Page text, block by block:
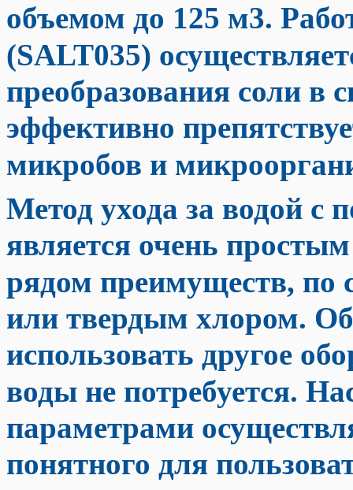
объемом до 125 м3.
(SALT035)
преобразования соли в
эффективно
микробов и
Метод ухода за водой с
является очень
рядом преимуществ, по
или твердым хлором.
использовать другое
воды не потребуется.
параметрами
понятного для